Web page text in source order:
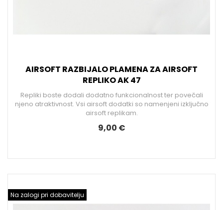
AIRSOFT RAZBIJALO PLAMENA ZA AIRSOFT
REPLIKO AK 47
Repliki boste dodali dodatno funkcionalnost ter povečali
njeno atraktivnost. Vsi airsoft dodatki so namenjeni izključno
airsoft replikam.
9,00 €
Na zalogi pri dobavitelju